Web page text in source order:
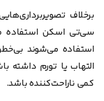
برخلاف
سی‌تی اسکن استفاده
استفاده می‌شوند
التهاب یا تورم داشته
کمی ناراحت‌کننده باشد.